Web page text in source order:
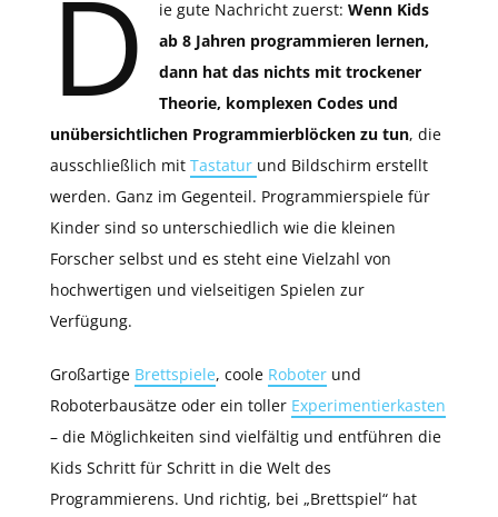
D ie gute Nachricht zuerst: Wenn Kids
ab 8 Jahren programmieren lernen,
dann hat das nichts mit trockener
Theorie, komplexen Codes und
unübersichtlichen Programmierblöcken zu tun, die
ausschließlich mit Tastatur und Bildschirm erstellt
werden. Ganz im Gegenteil. Programmierspiele für
Kinder sind so unterschiedlich wie die kleinen
Forscher selbst und es steht eine Vielzahl von
hochwertigen und vielseitigen Spielen zur
Verfügung.
Großartige Brettspiele, coole Roboter und
Roboterbausätze oder ein toller Experimentierkasten
– die Möglichkeiten sind vielfältig und entführen die
Kids Schritt für Schritt in die Welt des
Programmierens. Und richtig, bei „Brettspiel“ hat